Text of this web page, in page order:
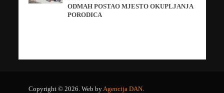
ODMAH POSTAO MJESTO OKUPLJANJA
PORODICA
Copyright © 2026. Web byAgencija DAN.